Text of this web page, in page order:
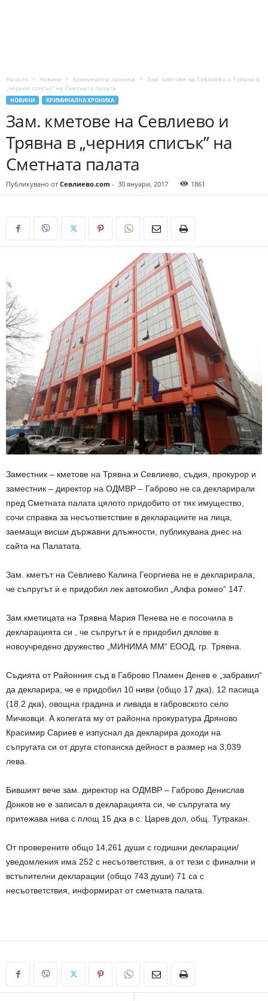
Начало Новини Криминална хроника
Зам. кметове на Севлиево и Трявна в
„черния списък” на Сметната палата
НОВИНИ КРИМИНАЛНА ХРОНИКА
Зам. кметове на Севлиево и
Трявна в „черния списък” на
Сметната палата
Публикувано от Севлиево.com - 30 януари, 2017 1861
Заместник – кметове на Трявна и Севлиево, съдия, прокурор и
заместник – директор на ОДМВР – Габрово не са декларирали
пред Сметната палата цялото придобито от тях имущество,
сочи справка за несъответствие в декларациите на лица,
заемащи висши държавни длъжности, публикувана днес на
сайта на Палатата.
Зам. кметът на Севлиево Калина Георгиева не е декларирала,
че съпругът ѝ е придобил лек автомобил „Алфа ромео” 147.
Зам.кметицата на Трявна Мария Пенева не е посочила в
декларацията си , че съпругът ѝ е придобил дялове в
новоучредено дружество „МИНИМА ММ“ ЕООД, гр. Трявна.
Съдията от Районния съд в Габрово Пламен Денев е „забравил“
да декларира, че е придобил 10 ниви (общо 17 дка), 12 пасища
(18.2 дка), овощна градина и ливада в габровското село
Мичковци. А колегата му от районна прокуратура Дряново
Красимир Сариев е изпуснал да декларира доходи на
съпругата си от друга стопанска дейност в размер на 3,039
лева.
Бившият вече зам. директор на ОДМВР – Габрово Денислав
Донков не е записал в декларацията си, че съпругата му
притежава нива с площ 15 дка в с. Царев дол, общ. Тутракан.
От проверените общо 14,261 души с годишни декларации/
уведомления има 252 с несъответствия, а от тези с финални и
встъпителни декларации (общо 743 души) 71 са с
несъответствия, информират от сметната палата.